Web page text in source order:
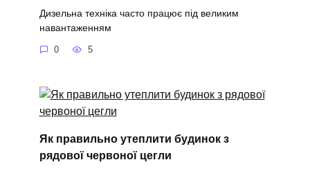
Дизельна техніка часто працює під великим
навантаженням
0 5
Як правильно утеплити будинок з
рядової червоної цегли